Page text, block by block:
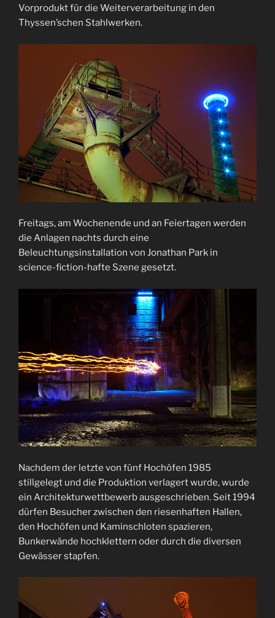
Vorprodukt für die Weiterverarbeitung in den
Thyssen’schen Stahlwerken.
Freitags, am Wochenende und an Feiertagen werden
die Anlagen nachts durch eine
Beleuchtungsinstallation von Jonathan Park in
science-fiction-hafte Szene gesetzt.
Nachdem der letzte von fünf Hochöfen 1985
stillgelegt und die Produktion verlagert wurde, wurde
ein Architekturwettbewerb ausgeschrieben. Seit 1994
dürfen Besucher zwischen den riesenhaften Hallen,
den Hochöfen und Kaminschloten spazieren,
Bunkerwände hochklettern oder durch die diversen
Gewässer stapfen.